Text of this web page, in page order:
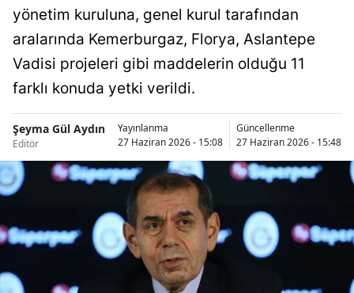
Artvin
Aydın
Bitlis
Burdur
yönetim kuruluna, genel kurul tarafından
aralarında Kemerburgaz, Florya, Aslantepe
Vadisi projeleri gibi maddelerin olduğu 11
farklı konuda yetki verildi.
Şeyma Gül Aydın
Editör
Yayınlanma
27 Haziran 2026 - 15:08
Güncellenme
27 Haziran 2026 - 15:48